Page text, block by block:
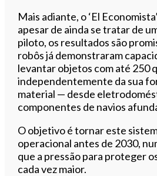
Mais adiante, o ‘El
apesar de ainda se tratar de
piloto, os resultados são
robôs já demonstraram
levantar objetos com até 250
independentemente da sua
material — desde
componentes de navios
O objetivo é tornar este
operacional antes de 2030,
que a pressão para proteger
cada vez maior.